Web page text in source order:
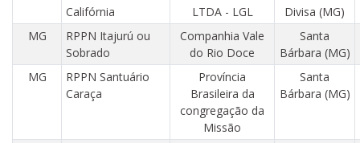
Califórnia
LTDA - LGL
Divisa (MG)
MG
RPPN Itajurú ou
Sobrado
Companhia Vale
do Rio Doce
Santa
Bárbara (MG)
MG
RPPN Santuário
Caraça
Província
Brasileira da
congregação da
Missão
Santa
Bárbara (MG)